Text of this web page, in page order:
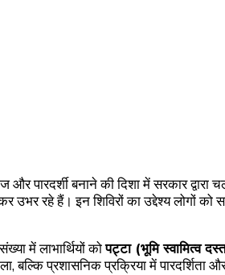
पारदर्शी बनाने की दिशा में सरकार
रहे हैं। इन शिविरों का उद्देश्य लोगों को
में लाभार्थियों कोपट्टा (भूमि स्वामित्व
बल्कि प्रशासनिक प्रक्रिया में पारदर्शिता